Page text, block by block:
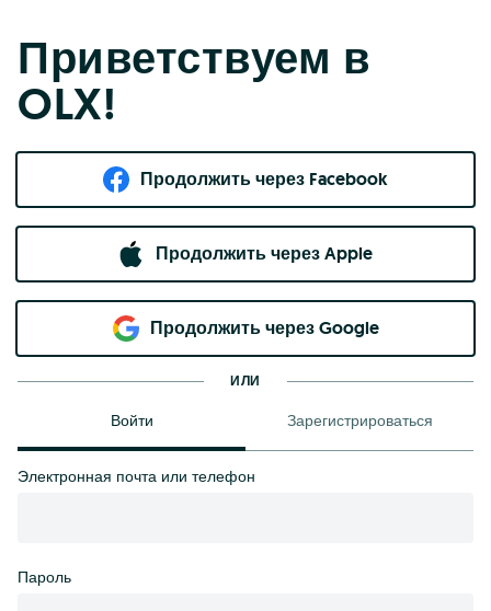
Приветствуем в
OLX!
Продолжить через Facebook
Продолжить через Apple
Продолжить через Google
ИЛИ
Войти Зарегистрироваться
Электронная почта или телефон
Пароль